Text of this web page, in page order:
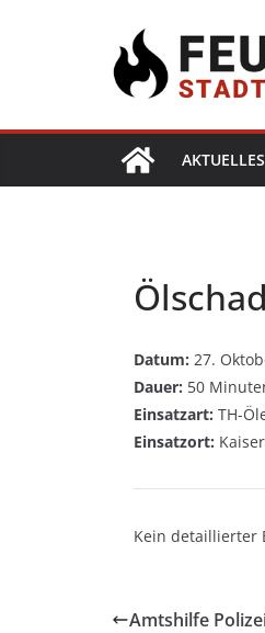
AKTUELLES
Datum: 27.
Dauer: 50
Einsatzart: TH-
Einsatzort:
Kein detaillierter
Amtshilfe